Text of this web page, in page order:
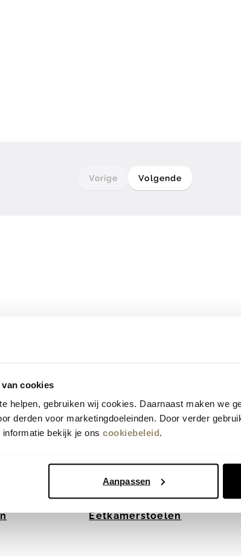
cookies
helpen, gebruiken wij cookies. Daarnaast maken we
derden voor marketingdoeleinden. Door verder
bekijk je ons cookiebeleid.
Aanpassen
Vorige Volgende
Eetkamerstoelen